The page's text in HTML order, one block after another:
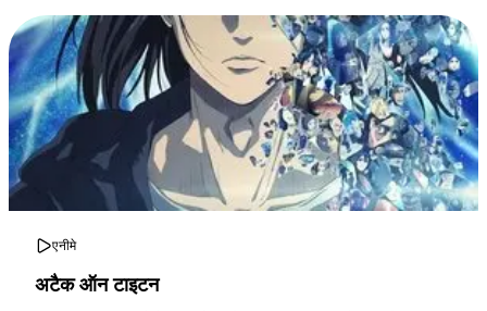
एनीमे
अटैक ऑन टाइटन